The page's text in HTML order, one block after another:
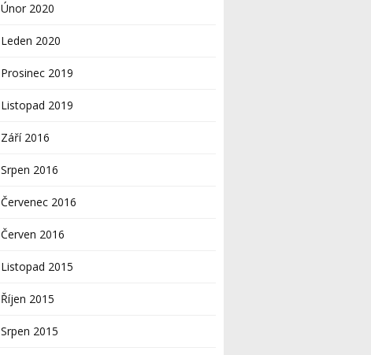
Únor 2020
Leden 2020
Prosinec 2019
Listopad 2019
Září 2016
Srpen 2016
Červenec 2016
Červen 2016
Listopad 2015
Říjen 2015
Srpen 2015